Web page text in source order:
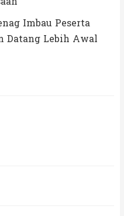
Imbau Peserta
Datang Lebih Awal